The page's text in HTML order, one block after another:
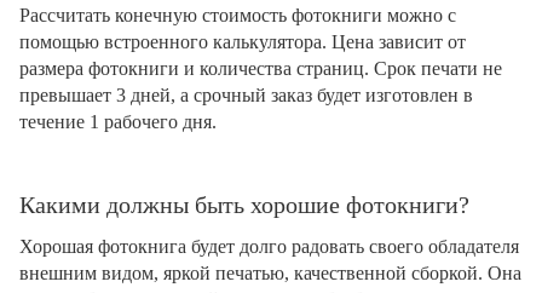
Рассчитать конечную стоимость фотокниги можно с
помощью встроенного калькулятора. Цена зависит от
размера фотокниги и количества страниц. Срок печати не
превышает 3 дней, а срочный заказ будет изготовлен в
течение 1 рабочего дня.
Какими должны быть хорошие фотокниги?
Хорошая фотокнига будет долго радовать своего обладателя
внешним видом, яркой печатью, качественной сборкой. Она